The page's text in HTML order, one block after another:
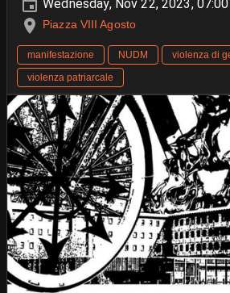
Wednesday, Nov 22, 2023,
Piazza VIII Agosto
manifestazione NUDM
violenza di
violenza patriarcale